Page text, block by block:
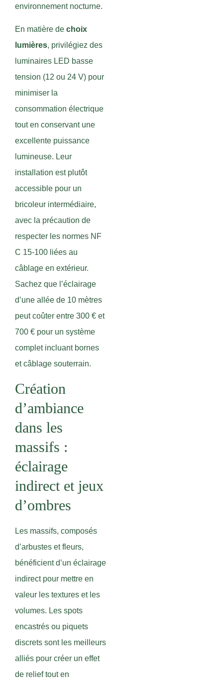
environnement nocturne.
En matière de choix
lumières, privilégiez des
luminaires LED basse
tension (12 ou 24 V) pour
minimiser la
consommation électrique
tout en conservant une
excellente puissance
lumineuse. Leur
installation est plutôt
accessible pour un
bricoleur intermédiaire,
avec la précaution de
respecter les normes NF
C 15-100 liées au
câblage en extérieur.
Sachez que l’éclairage
d’une allée de 10 mètres
peut coûter entre 300 € et
700 € pour un système
complet incluant bornes
et câblage souterrain.
Création
d’ambiance
dans les
massifs :
éclairage
indirect et jeux
d’ombres
Les massifs, composés
d’arbustes et fleurs,
bénéficient d’un éclairage
indirect pour mettre en
valeur les textures et les
volumes. Les spots
encastrés ou piquets
discrets sont les meilleurs
alliés pour créer un effet
de relief tout en